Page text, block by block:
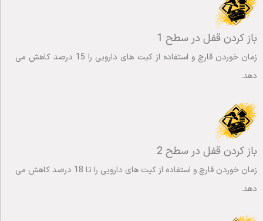
باز کردن قفل در سطح 1
زمان خوردن قارچ و استفاده از کیت های دارویی را 15 درصد کاهش می
دهد.
باز کردن قفل در سطح 2
زمان خوردن قارچ و استفاده از کیت های دارویی را تا 18 درصد کاهش می
دهد.